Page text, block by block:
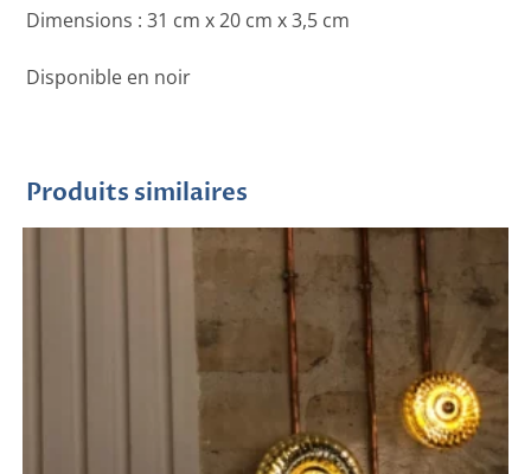
Dimensions : 31 cm x 20 cm x 3,5 cm
Disponible en noir
Produits similaires